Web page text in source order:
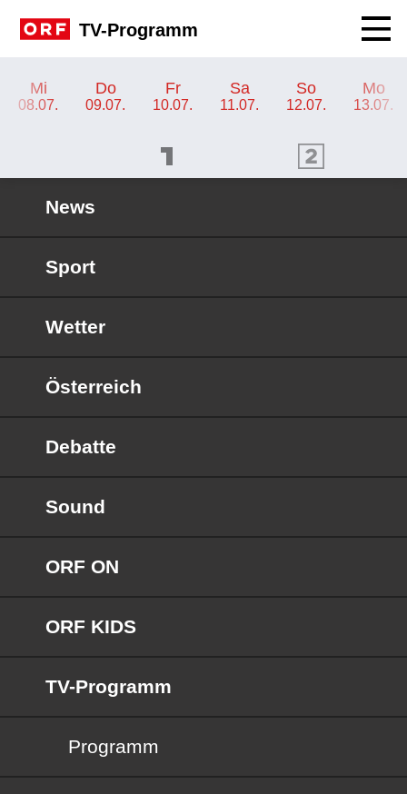
TV-Programm
Mi
08.07.
Do
09.07.
Fr
10.07.
Sa
11.07.
So
12.07.
Mo
13.07.
ORF 2 Programm
News
Sport
Wetter
Österreich
Debatte
Sound
ORF ON
ORF KIDS
TV-Programm
Programm